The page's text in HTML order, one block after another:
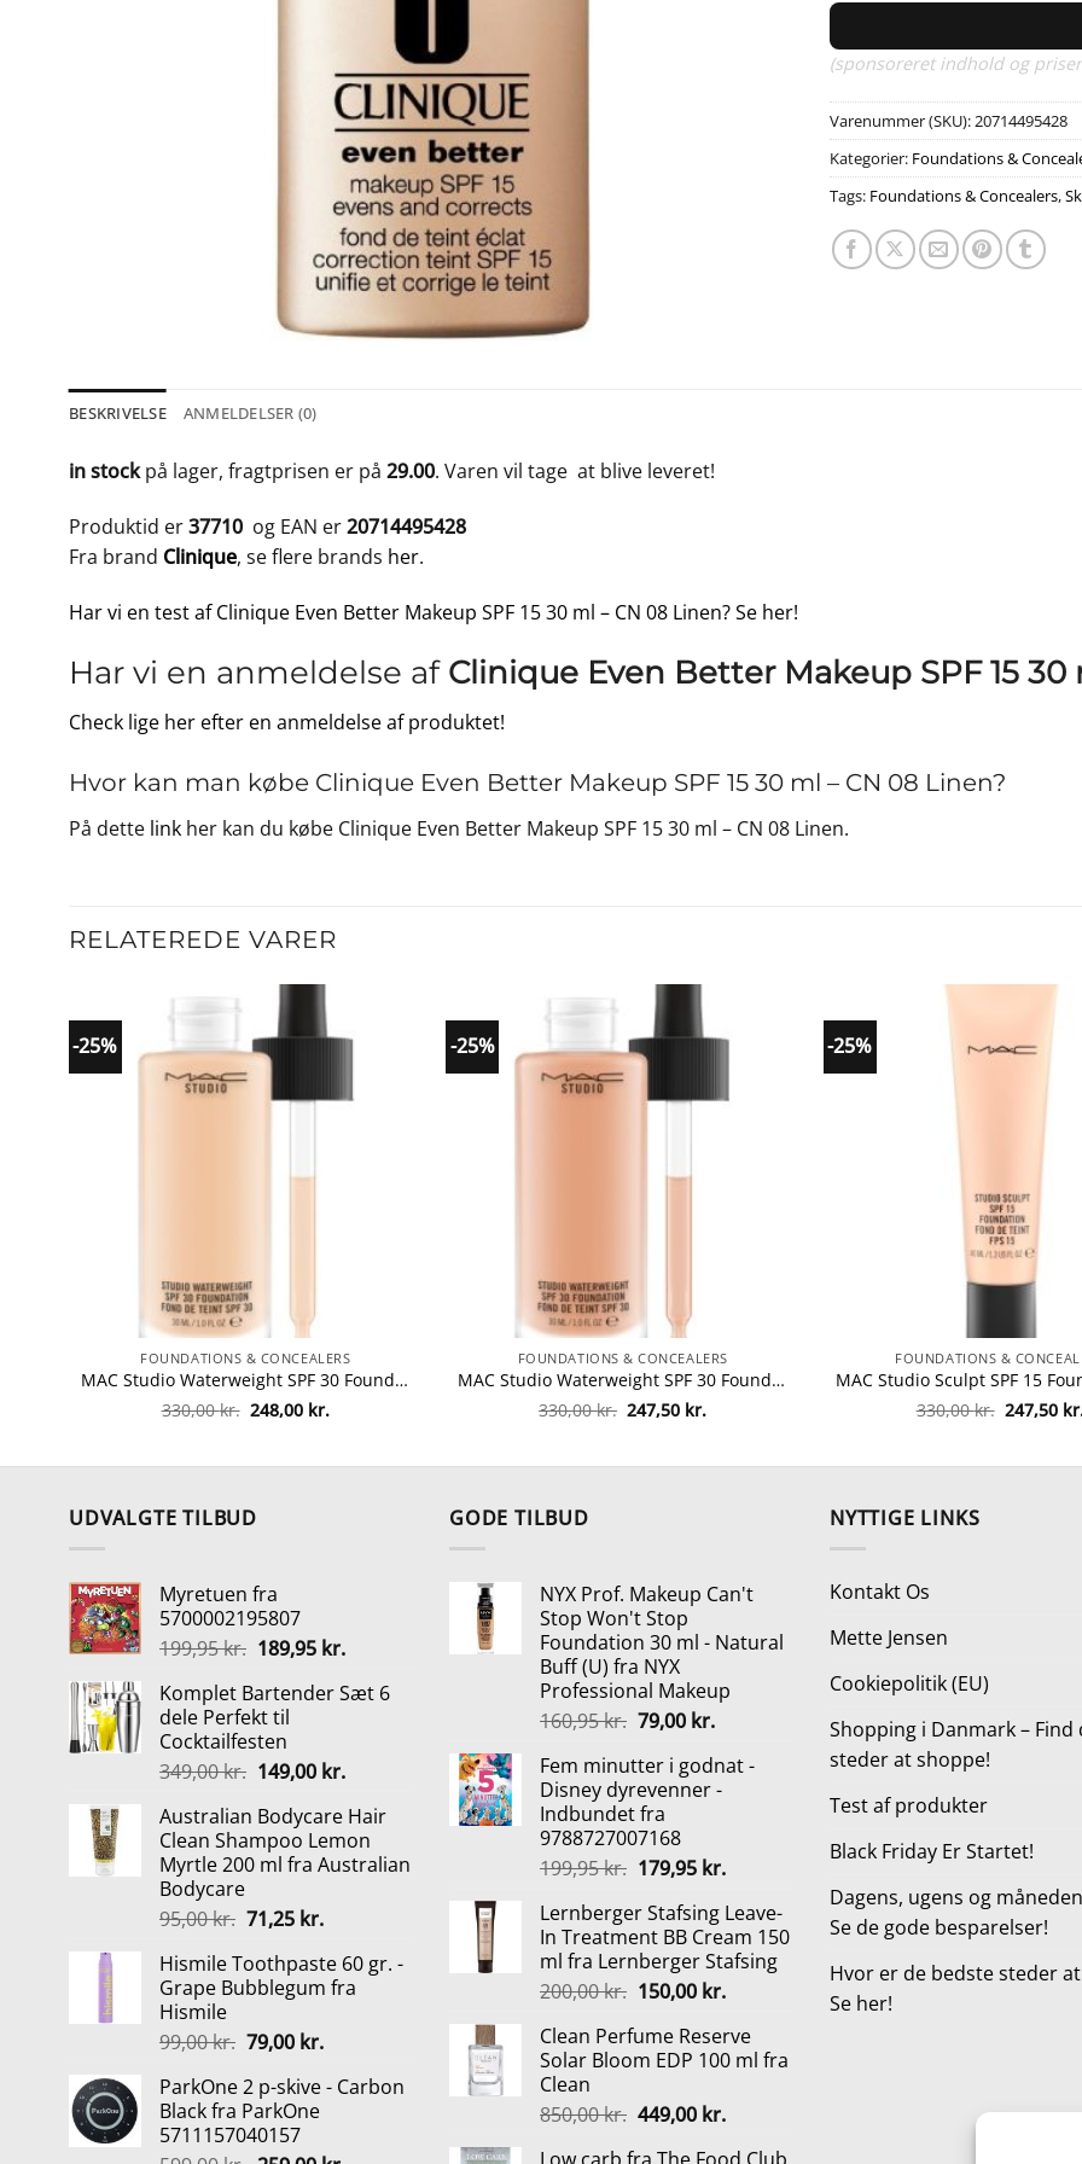
(sponsoreret indhold og
Varenummer (SKU):20714495428
Kategorier: Foundations &
Tags: Foundations & Concealers,
BESKRIVELSE ANMELDELSER (0)
in stockpå lager, fragtprisen er på 29.00. Varen vil tage at blive leveret!
Produktid er37710 og EAN er20714495428
Fra brand Clinique, se flere brands her.
Har vi en test af Clinique Even Better Makeup SPF 15 30 ml – CN 08 Linen? Se her!
Har vi en anmeldelse af Clinique Even Better Makeup SPF 15 30
Check lige her efter en anmeldelse af produktet!
Hvor kan man købe Clinique Even Better Makeup SPF 15 30 ml – CN 08 Linen?
På dette link her kan du købe Clinique Even Better Makeup SPF 15 30 ml – CN 08 Linen.
RELATEREDE VARER
-25%
FOUNDATIONS & CONCEALERS
MAC Studio Waterweight SPF 30 Foundation 30 ml – NC35 fra MAC Cosmetics
330,00kr. Den
oprindelige
248,00 kr.Den
-25%
FOUNDATIONS & CONCEALERS
MAC Studio Waterweight SPF 30 Foundation 30 ml – NW30 fra MAC Cosmetics
330,00kr. Den
oprindelige
247,50 kr.
-25%
FOUNDATIONS &
330,00kr. Den
247,50
UDVALGTE TILBUD
Myretuen fra
5700002195807
199,95kr. Den
pris
var:
199,95 kr..
189,95 kr.Den
pris
Komplet Bartender Sæt 6
dele Perfekt til
Cocktailfesten
349,00kr. Den
pris
var:
349,00 kr..
149,00 kr.Den
pris
er:
149,00 kr..
Australian Bodycare Hair
Clean Shampoo Lemon
Myrtle 200 ml fra Australian
Bodycare
95,00kr. Den
pris
var:
71,25 kr.Den
pris
er:
Hismile Toothpaste 60 gr. -
Grape Bubblegum fra
Hismile
99,00kr. Den
pris
var:
99,00 kr..
79,00 kr.Den
pris
ParkOne 2 p-skive - Carbon
Black fra ParkOne
5711157040157
GODE TILBUD
NYX Prof. Makeup Can't
Stop Won't Stop
Foundation 30 ml - Natural
Buff (U) fra NYX
Professional Makeup
160,95kr. Den
pris
var:
160,95 kr..
79,00 kr.Den
pris
er:
Fem minutter i godnat -
Disney dyrevenner -
Indbundet fra
9788727007168
199,95kr. Den
pris
var:
199,95 kr..
179,95 kr.Den
pris
er:
179,95 kr..
Lernberger Stafsing Leave-
In Treatment BB Cream 150
ml fra Lernberger Stafsing
200,00kr. Den
pris
var:
150,00 kr.Den
pris
er:
Clean Perfume Reserve
Solar Bloom EDP 100 ml fra
Clean
850,00kr. Den
449,00 kr.Den
NYTTIGE LINKS
Kontakt Os
Mette Jensen
Cookiepolitik (EU)
Shopping i Danmark – Find
steder at shoppe!
Test af produkter
Black Friday Er Startet!
Dagens, ugens og
Se de gode besparelser!
Hvor er de bedste steder
Se her!